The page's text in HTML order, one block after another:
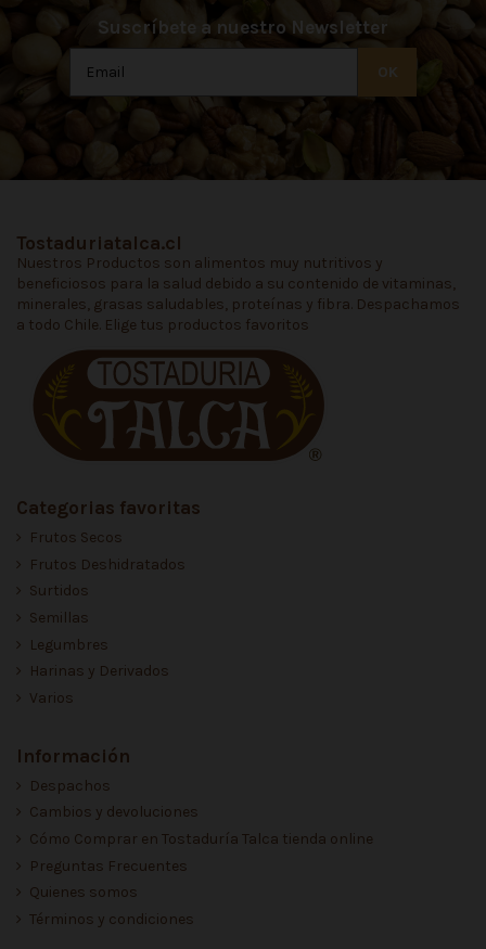
Suscríbete a nuestro Newsletter
Tostaduriatalca.cl
Nuestros Productos son alimentos muy nutritivos y
beneficiosos para la salud debido a su contenido de vitaminas,
minerales, grasas saludables, proteínas y fibra. Despachamos
a todo Chile. Elige tus productos favoritos
Categorias favoritas
Frutos Secos
Frutos Deshidratados
Surtidos
Semillas
Legumbres
Harinas y Derivados
Varios
Información
Despachos
Cambios y devoluciones
Cómo Comprar en Tostaduría Talca tienda online
Preguntas Frecuentes
Quienes somos
Términos y condiciones